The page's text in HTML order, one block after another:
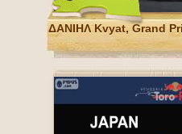
ΔΑΝΙΗΛ Kvyat, Grand